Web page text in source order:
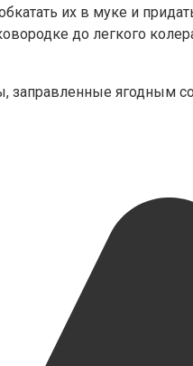
их в муке и
до легкого
заправленные